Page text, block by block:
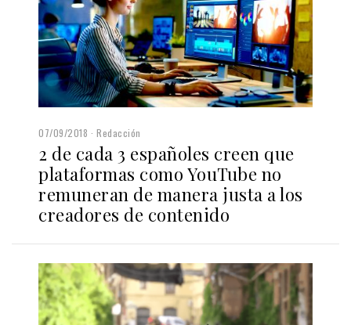
07/09/2018 Redacción
2 de cada 3 españoles creen que
plataformas como YouTube no
remuneran de manera justa a los
creadores de contenido